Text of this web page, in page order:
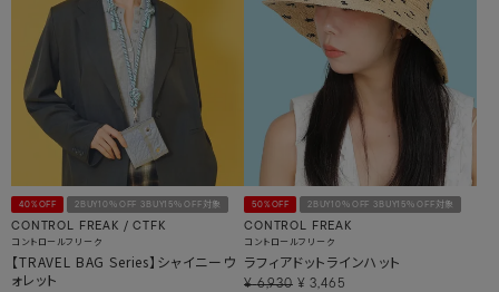
40%OFF 2BUY10％OFF 3BUY15％OFF対象
CONTROL FREAK / CTFK
コントロールフリーク
【TRAVEL BAG Series】シャイニーウ
ォレット
50%OFF 2BUY10％OFF 3BUY15％OFF対象
CONTROL FREAK
コントロールフリーク
ラフィアドットラインハット
¥ 6,930 ¥ 3,465